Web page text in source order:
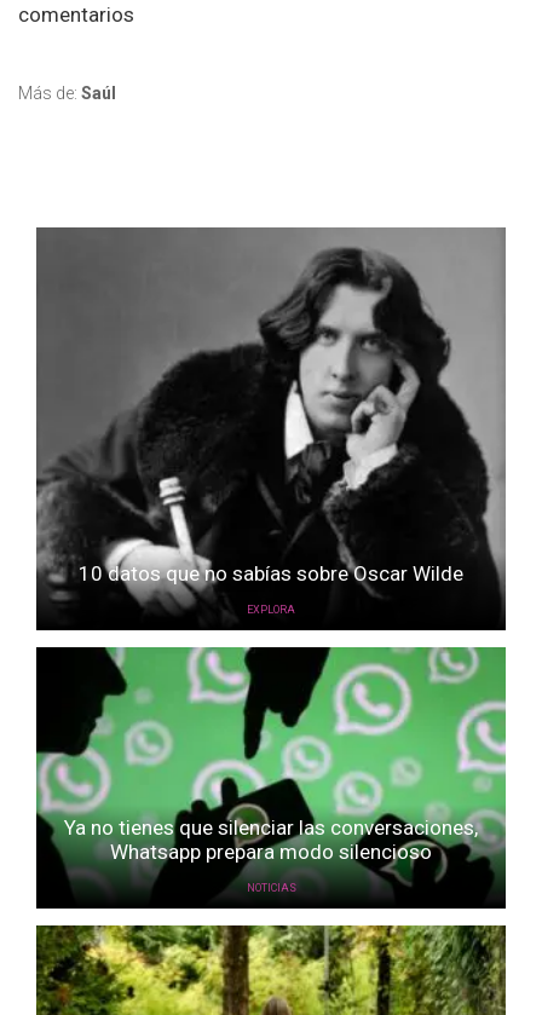
comentarios
Más de: Saúl
10 datos que no sabías sobre Oscar Wilde
EXPLORA
Ya no tienes que silenciar las conversaciones,
Whatsapp prepara modo silencioso
NOTICIAS